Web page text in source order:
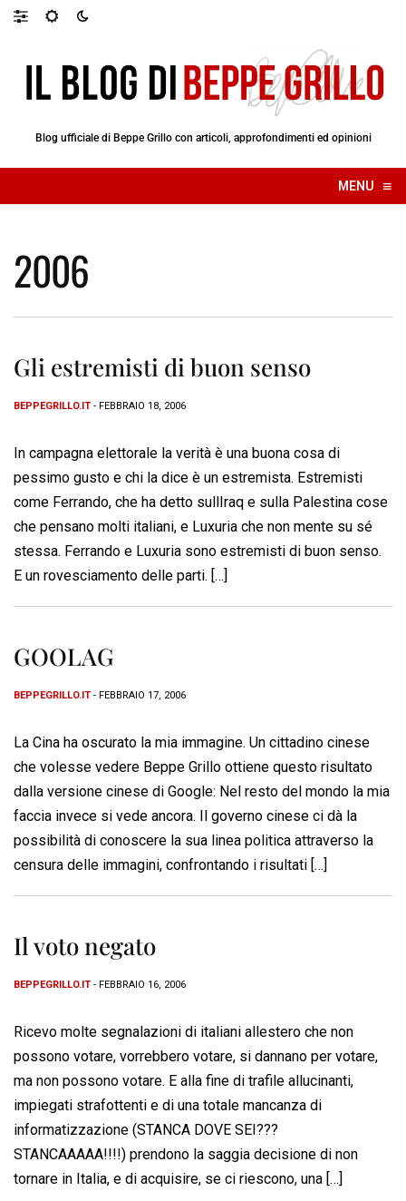
Blog ufficiale di Beppe Grillo con articoli, approfondimenti ed opinioni
MENU ≡
☰
2006
Gli estremisti di buon senso
BEPPEGRILLO.IT - FEBBRAIO 18, 2006
In campagna elettorale la verità è una buona cosa di
pessimo gusto e chi la dice è un estremista. Estremisti
come Ferrando, che ha detto sullIraq e sulla Palestina cose
che pensano molti italiani, e Luxuria che non mente su sé
stessa. Ferrando e Luxuria sono estremisti di buon senso.
E un rovesciamento delle parti. […]
GOOLAG
BEPPEGRILLO.IT - FEBBRAIO 17, 2006
La Cina ha oscurato la mia immagine. Un cittadino cinese
che volesse vedere Beppe Grillo ottiene questo risultato
dalla versione cinese di Google: Nel resto del mondo la mia
faccia invece si vede ancora. Il governo cinese ci dà la
possibilità di conoscere la sua linea politica attraverso la
censura delle immagini, confrontando i risultati […]
Il voto negato
BEPPEGRILLO.IT - FEBBRAIO 16, 2006
Ricevo molte segnalazioni di italiani allestero che non
possono votare, vorrebbero votare, si dannano per votare,
ma non possono votare. E alla fine di trafile allucinanti,
impiegati strafottenti e di una totale mancanza di
informatizzazione (STANCA DOVE SEI???
STANCAAAAA!!!!) prendono la saggia decisione di non
tornare in Italia, e di acquisire, se ci riescono, una […]